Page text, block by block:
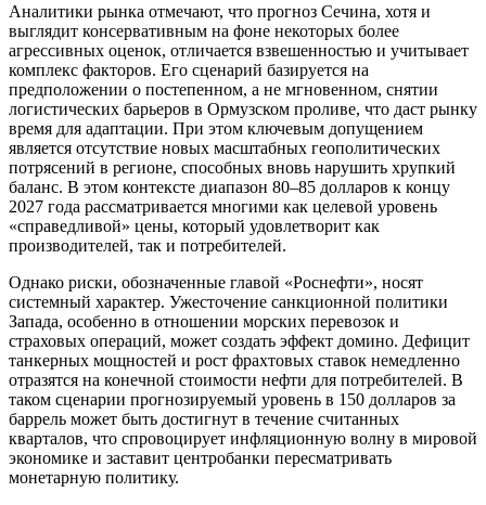
Аналитики рынка отмечают, что прогноз Сечина, хотя и
выглядит консервативным на фоне некоторых более
агрессивных оценок, отличается взвешенностью и учитывает
комплекс факторов. Его сценарий базируется на
предположении о постепенном, а не мгновенном, снятии
логистических барьеров в Ормузском проливе, что даст рынку
время для адаптации. При этом ключевым допущением
является отсутствие новых масштабных геополитических
потрясений в регионе, способных вновь нарушить хрупкий
баланс. В этом контексте диапазон 80–85 долларов к концу
2027 года рассматривается многими как целевой уровень
«справедливой» цены, который удовлетворит как
производителей, так и потребителей.
Однако риски, обозначенные главой «Роснефти», носят
системный характер. Ужесточение санкционной политики
Запада, особенно в отношении морских перевозок и
страховых операций, может создать эффект домино. Дефицит
танкерных мощностей и рост фрахтовых ставок немедленно
отразятся на конечной стоимости нефти для потребителей. В
таком сценарии прогнозируемый уровень в 150 долларов за
баррель может быть достигнут в течение считанных
кварталов, что спровоцирует инфляционную волну в мировой
экономике и заставит центробанки пересматривать
монетарную политику.